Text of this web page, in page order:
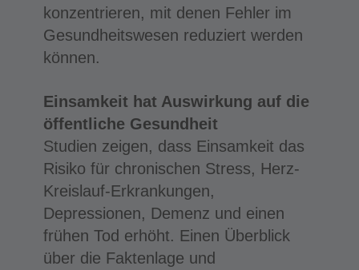
konzentrieren, mit denen Fehler im
Gesundheitswesen reduziert werden
können.
Einsamkeit hat Auswirkung auf die
öffentliche Gesundheit
Studien zeigen, dass Einsamkeit das
Risiko für chronischen Stress, Herz-
Kreislauf-Erkrankungen,
Depressionen, Demenz und einen
frühen Tod erhöht. Einen Überblick
über die Faktenlage und